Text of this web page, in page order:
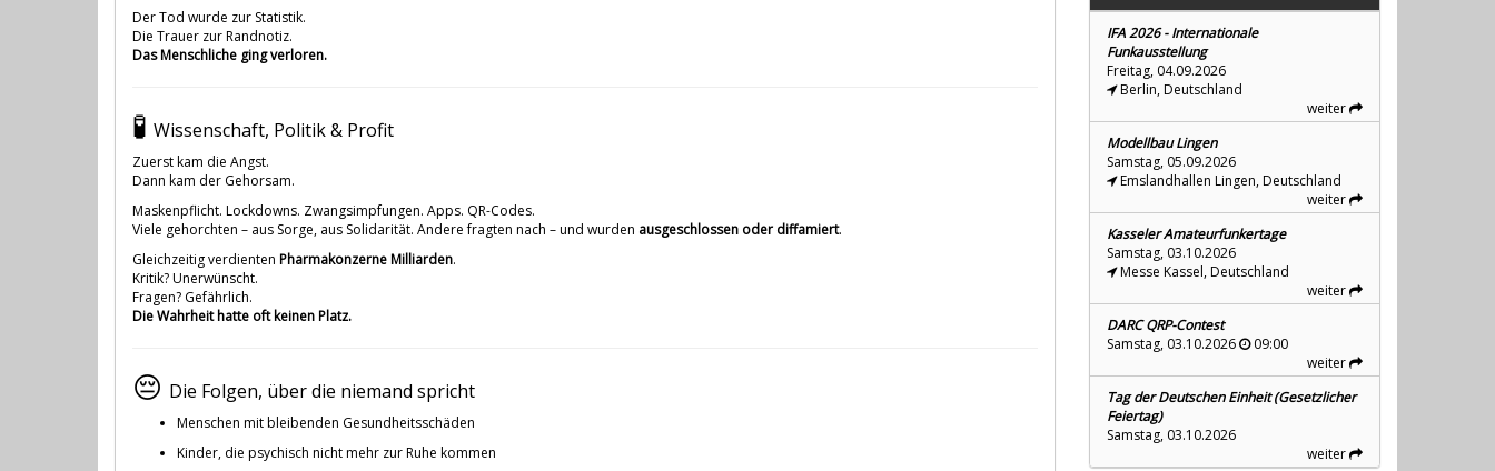
Der Tod wurde zur Statistik.
Die Trauer zur Randnotiz.
Das Menschliche ging verloren.
🧪 Wissenschaft, Politik & Profit
Zuerst kam die Angst.
Dann kam der Gehorsam.
Maskenpflicht. Lockdowns. Zwangsimpfungen. Apps. QR-Codes.
Viele gehorchten – aus Sorge, aus Solidarität. Andere fragten nach – und wurden ausgeschlossen oder diffamiert.
Gleichzeitig verdienten Pharmakonzerne Milliarden.
Kritik? Unerwünscht.
Fragen? Gefährlich.
Die Wahrheit hatte oft keinen Platz.
😔 Die Folgen, über die niemand spricht
Menschen mit bleibenden Gesundheitsschäden
Kinder, die psychisch nicht mehr zur Ruhe kommen
IFA 2026 - Internationale
Funkausstellung
Freitag, 04.09.2026
Berlin, Deutschland
weiter
Modellbau Lingen
Samstag, 05.09.2026
Emslandhallen Lingen, Deutschland
weiter
Kasseler Amateurfunkertage
Samstag, 03.10.2026
Messe Kassel, Deutschland
weiter
DARC QRP-Contest
Samstag, 03.10.2026
09:00
weiter
Tag der Deutschen Einheit (Gesetzlicher
Feiertag)
Samstag, 03.10.2026
weiter